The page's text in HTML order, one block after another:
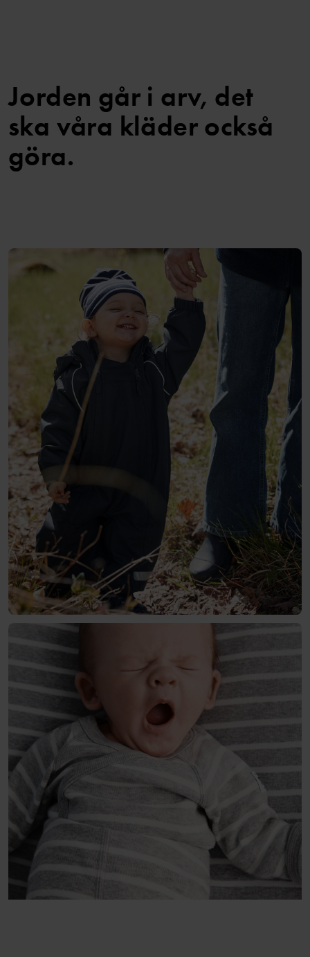
Jorden går i arv, det
ska våra kläder också
göra.